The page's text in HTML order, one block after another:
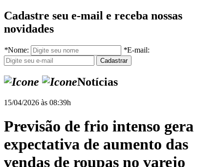
Cadastre seu e-mail e receba nossas
novidades
*Nome: *E-mail:
Notícias
15/04/2026 às 08:39h
Previsão de frio intenso gera
expectativa de aumento das
vendas de roupas no varejo